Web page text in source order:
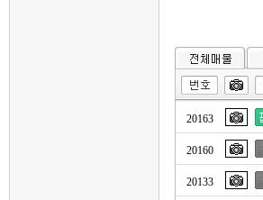
20163
20160
20133